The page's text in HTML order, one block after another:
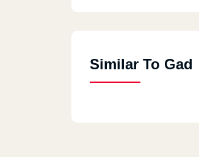
Similar To Gad